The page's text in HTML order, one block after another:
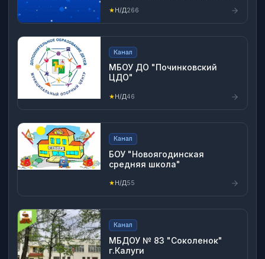
«Официальный сайт Российской
Федерации в информационно-
телекоммуникационной сети
«Интернет» www.torgi.gov.ru
★Н/Д266
Канал
МБОУ ДО "Починковский
ЦДО"
★Н/Д46
Канал
БОУ "Новоягодинская
средняя школа"
★Н/Д55
Канал
МБДОУ № 83 "Соколенок"
г.Калуги